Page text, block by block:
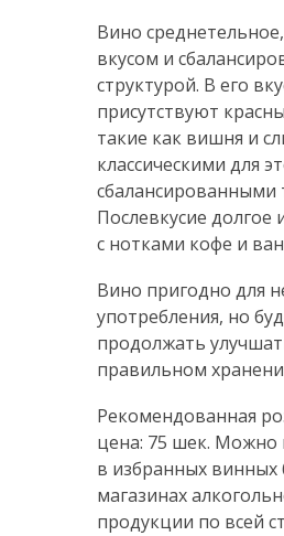
Вино
вкусом и
структурой. В его
присутствуют
такие как вишня и
классическими для
сбалансированными
Послевкусие долгое
с нотками кофе и
Вино пригодно для
употребления, но
продолжать
правильном
Рекомендованная
цена: 75 шек. Можно
в избранных винных
магазинах
продукции по всей